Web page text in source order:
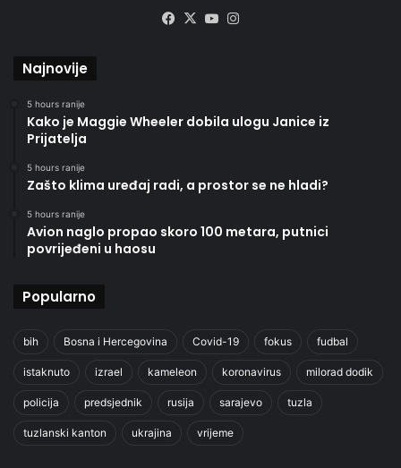
Facebook
X YouTube
Najnovije
5 hours ranije
Kako je Maggie Wheeler dobila ulogu Janice iz
Prijatelja
5 hours ranije
Zašto klima uređaj radi, a prostor se ne hladi?
5 hours ranije
Avion naglo propao skoro 100 metara, putnici
povrijeđeni u haosu
Popularno
bih Bosna i Hercegovina Covid-19 fokus fudbal
istaknuto izrael kameleon koronavirus milorad dodik
policija predsjednik rusija sarajevo tuzla
tuzlanski kanton ukrajina vrijeme